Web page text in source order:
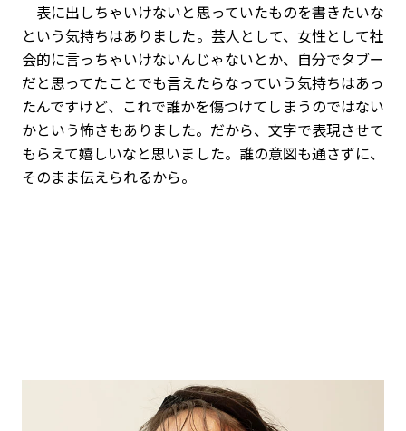
表に出しちゃいけないと思っていたものを書きたいな
という気持ちはありました。芸人として、女性として社
会的に言っちゃいけないんじゃないとか、自分でタブー
だと思ってたことでも言えたらなっていう気持ちはあっ
たんですけど、これで誰かを傷つけてしまうのではない
かという怖さもありました。だから、文字で表現させて
もらえて嬉しいなと思いました。誰の意図も通さずに、
そのまま伝えられるから。